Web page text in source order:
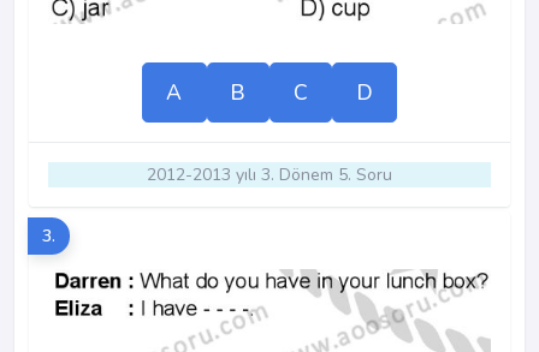
A B C D
2012-2013 yılı 3. Dönem 5. Soru
3.